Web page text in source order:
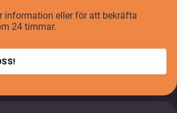
information eller för att bekräfta
24 timmar.